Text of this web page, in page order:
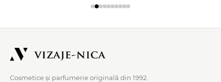
Cosmetice și parfumerie originală din 1992.